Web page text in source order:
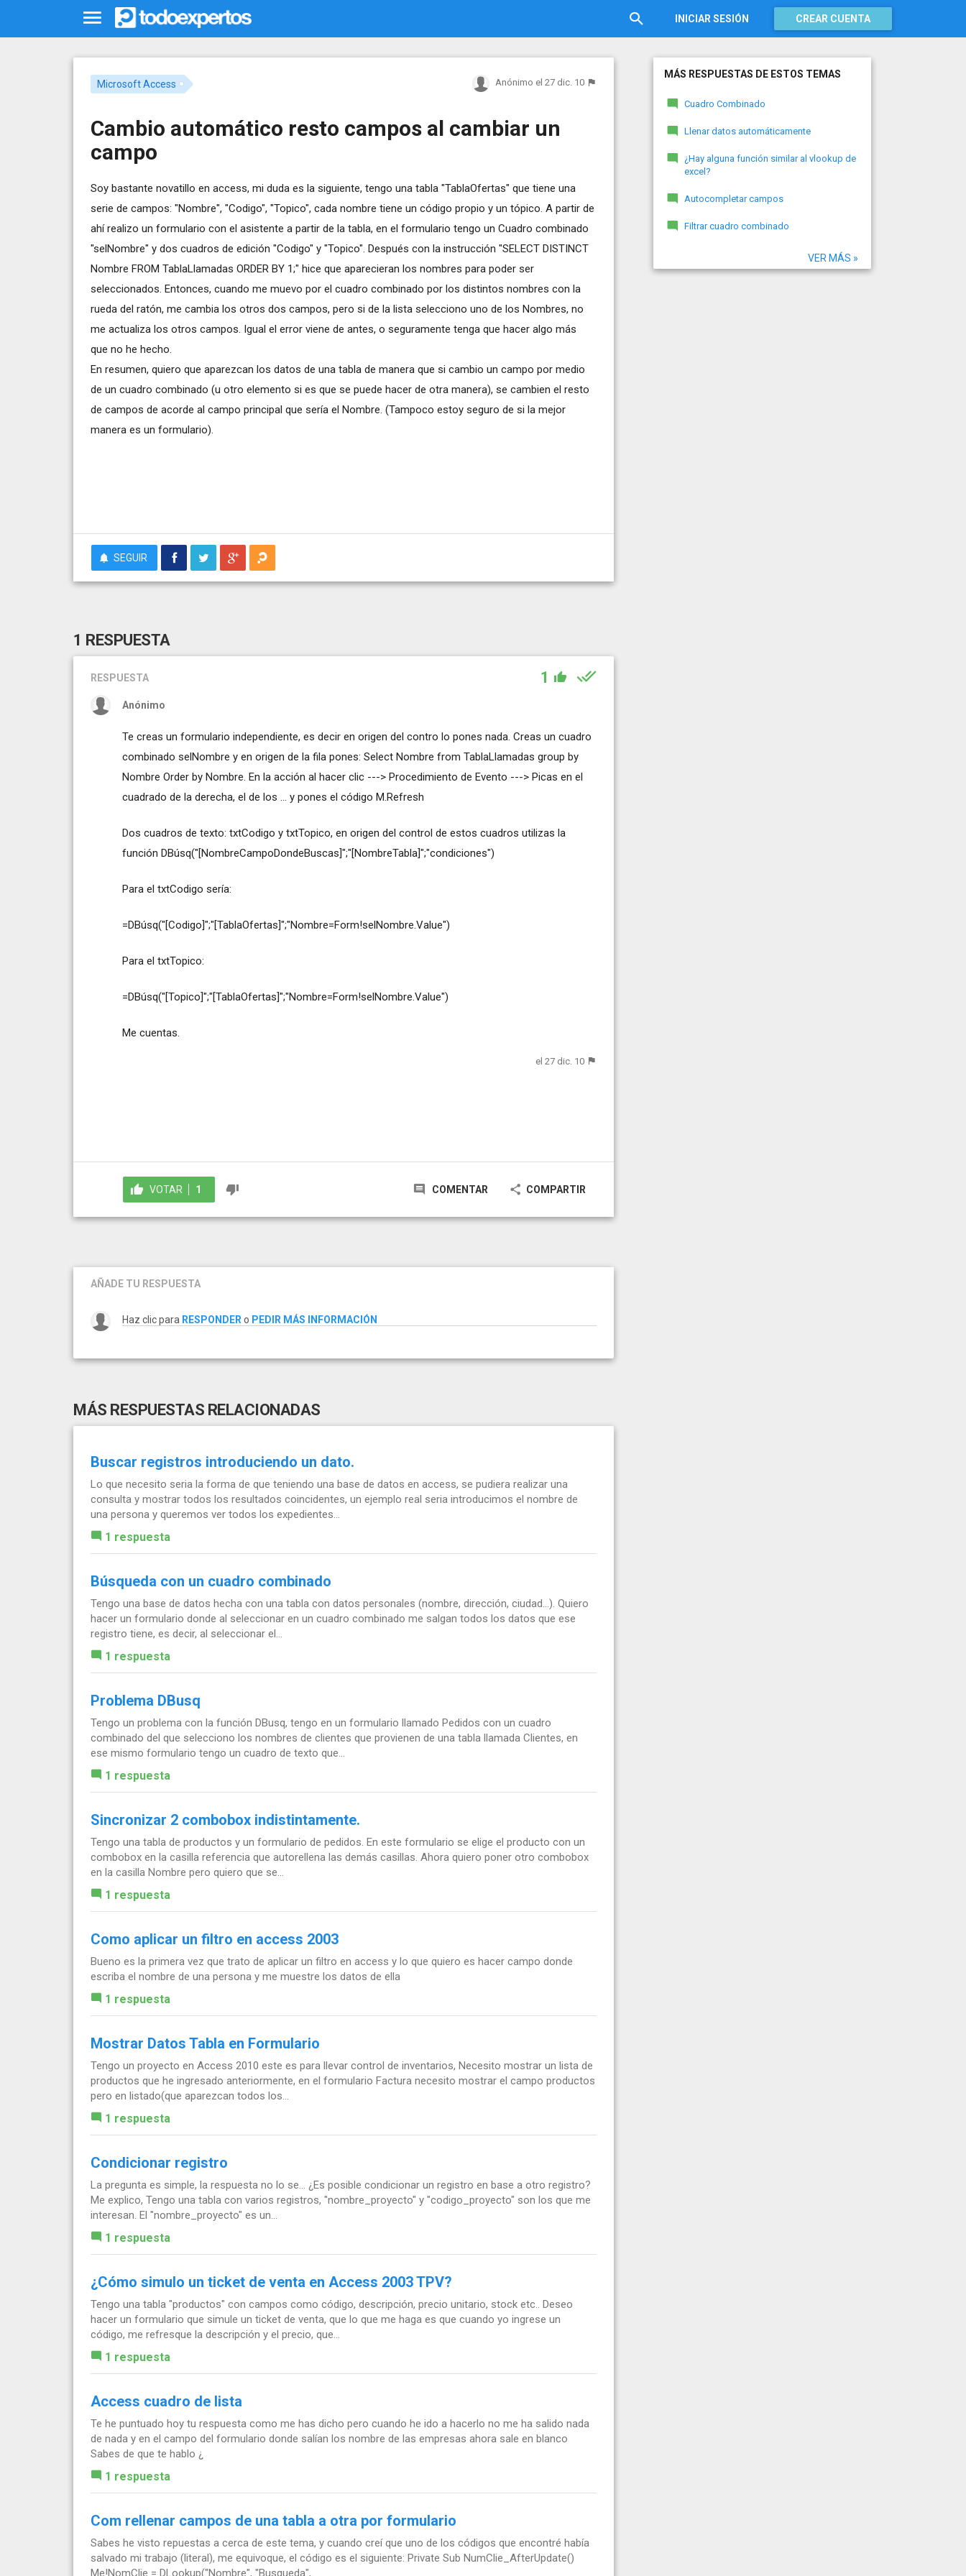
INICIAR SESIÓN CREAR CUENTA
Microsoft Access Anónimo el 27 dic. 10
Cambio automático resto campos al cambiar un
campo
Soy bastante novatillo en access, mi duda es la siguiente, tengo una tabla "TablaOfertas" que tiene una
serie de campos: "Nombre", "Codigo", "Topico", cada nombre tiene un código propio y un tópico. A partir de
ahí realizo un formulario con el asistente a partir de la tabla, en el formulario tengo un Cuadro combinado
"selNombre" y dos cuadros de edición "Codigo" y "Topico". Después con la instrucción "SELECT DISTINCT
Nombre FROM TablaLlamadas ORDER BY 1;" hice que aparecieran los nombres para poder ser
seleccionados. Entonces, cuando me muevo por el cuadro combinado por los distintos nombres con la
rueda del ratón, me cambia los otros dos campos, pero si de la lista selecciono uno de los Nombres, no
me actualiza los otros campos. Igual el error viene de antes, o seguramente tenga que hacer algo más
que no he hecho.
En resumen, quiero que aparezcan los datos de una tabla de manera que si cambio un campo por medio
de un cuadro combinado (u otro elemento si es que se puede hacer de otra manera), se cambien el resto
de campos de acorde al campo principal que sería el Nombre. (Tampoco estoy seguro de si la mejor
manera es un formulario).
SEGUIR
1 RESPUESTA
RESPUESTA 1
Anónimo
Te creas un formulario independiente, es decir en origen del contro lo pones nada. Creas un cuadro
combinado selNombre y en origen de la fila pones: Select Nombre from TablaLlamadas group by
Nombre Order by Nombre. En la acción al hacer clic ---> Procedimiento de Evento ---> Picas en el
cuadrado de la derecha, el de los ... y pones el código M.Refresh
Dos cuadros de texto: txtCodigo y txtTopico, en origen del control de estos cuadros utilizas la
función DBúsq("[NombreCampoDondeBuscas]";"[NombreTabla]";"condiciones")
Para el txtCodigo sería:
=DBúsq("[Codigo]";"[TablaOfertas]";"Nombre=Form!selNombre.Value")
Para el txtTopico:
=DBúsq("[Topico]";"[TablaOfertas]";"Nombre=Form!selNombre.Value")
Me cuentas.
el 27 dic. 10
VOTAR 1 COMENTAR COMPARTIR
AÑADE TU RESPUESTA
Haz clic para RESPONDER o PEDIR MÁS INFORMACIÓN
MÁS RESPUESTAS RELACIONADAS
Buscar registros introduciendo un dato.
Lo que necesito seria la forma de que teniendo una base de datos en access, se pudiera realizar una
consulta y mostrar todos los resultados coincidentes, un ejemplo real seria introducimos el nombre de
una persona y queremos ver todos los expedientes...
1 respuesta
Búsqueda con un cuadro combinado
Tengo una base de datos hecha con una tabla con datos personales (nombre, dirección, ciudad...). Quiero
hacer un formulario donde al seleccionar en un cuadro combinado me salgan todos los datos que ese
registro tiene, es decir, al seleccionar el...
1 respuesta
Problema DBusq
Tengo un problema con la función DBusq, tengo en un formulario llamado Pedidos con un cuadro
combinado del que selecciono los nombres de clientes que provienen de una tabla llamada Clientes, en
ese mismo formulario tengo un cuadro de texto que...
1 respuesta
Sincronizar 2 combobox indistintamente.
Tengo una tabla de productos y un formulario de pedidos. En este formulario se elige el producto con un
combobox en la casilla referencia que autorellena las demás casillas. Ahora quiero poner otro combobox
en la casilla Nombre pero quiero que se...
1 respuesta
Como aplicar un filtro en access 2003
Bueno es la primera vez que trato de aplicar un filtro en access y lo que quiero es hacer campo donde
escriba el nombre de una persona y me muestre los datos de ella
1 respuesta
Mostrar Datos Tabla en Formulario
Tengo un proyecto en Access 2010 este es para llevar control de inventarios, Necesito mostrar un lista de
productos que he ingresado anteriormente, en el formulario Factura necesito mostrar el campo productos
pero en listado(que aparezcan todos los...
1 respuesta
Condicionar registro
La pregunta es simple, la respuesta no lo se... ¿Es posible condicionar un registro en base a otro registro?
Me explico, Tengo una tabla con varios registros, "nombre_proyecto" y "codigo_proyecto" son los que me
interesan. El "nombre_proyecto" es un...
1 respuesta
¿Cómo simulo un ticket de venta en Access 2003 TPV?
Tengo una tabla "productos" con campos como código, descripción, precio unitario, stock etc.. Deseo
hacer un formulario que simule un ticket de venta, que lo que me haga es que cuando yo ingrese un
código, me refresque la descripción y el precio, que...
1 respuesta
Access cuadro de lista
Te he puntuado hoy tu respuesta como me has dicho pero cuando he ido a hacerlo no me ha salido nada
de nada y en el campo del formulario donde salían los nombre de las empresas ahora sale en blanco
Sabes de que te hablo ¿
1 respuesta
Com rellenar campos de una tabla a otra por formulario
Sabes he visto repuestas a cerca de este tema, y cuando creí que uno de los códigos que encontré había
salvado mi trabajo (literal), me equivoque, el código es el siguiente: Private Sub NumClie_AfterUpdate()
Me!NomClie = DLookup("Nombre", "Busqueda",...
MÁS RESPUESTAS DE ESTOS TEMAS
Cuadro Combinado
Llenar datos automáticamente
¿Hay alguna función similar al vlookup de
excel?
Autocompletar campos
Filtrar cuadro combinado
VER MÁS »